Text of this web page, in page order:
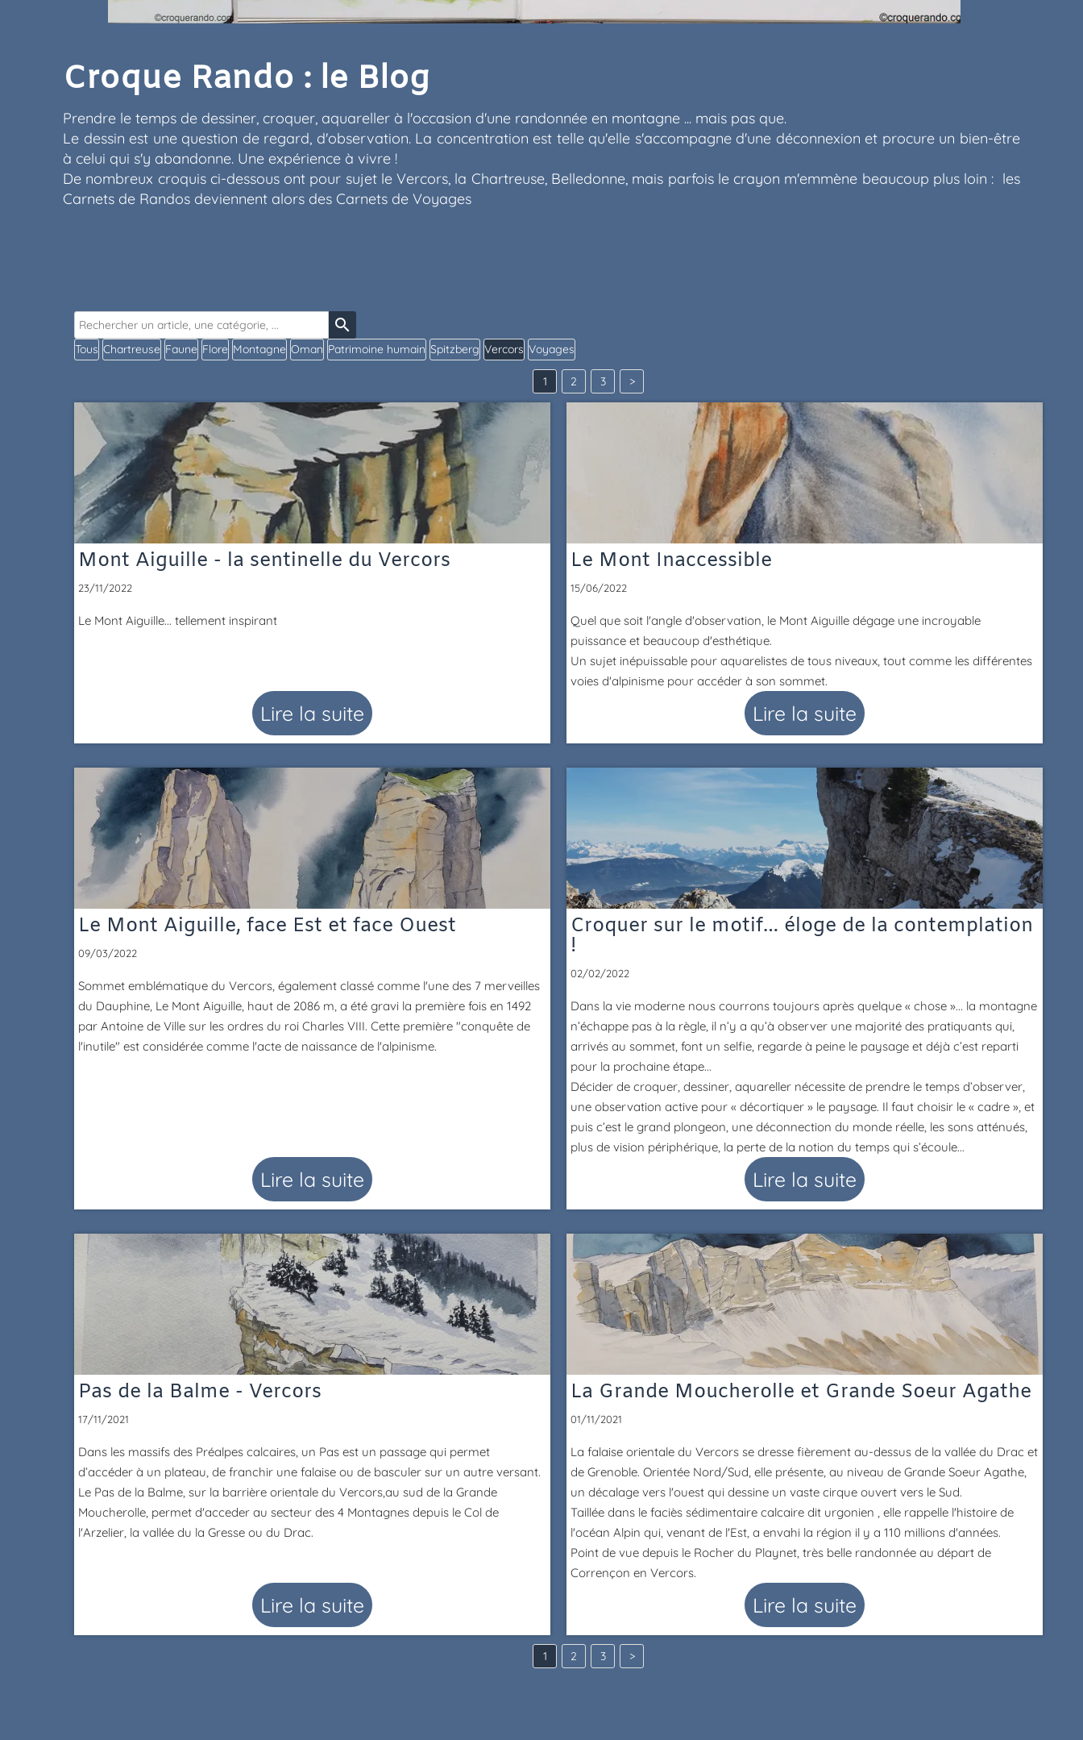
Croque Rando : le Blog
Prendre le temps de dessiner, croquer, aquareller à l'occasion d'une randonnée en montagne ... mais pas que.
Le dessin est une question de regard, d'observation. La concentration est telle qu'elle s'accompagne d'une déconnexion et procure un bien-être
à celui qui s'y abandonne. Une expérience à vivre !
De nombreux croquis ci-dessous ont pour sujet le Vercors, la Chartreuse, Belledonne, mais parfois le crayon m'emmène beaucoup plus loin : les
Carnets de Randos deviennent alors des Carnets de Voyages
search
Tous Chartreuse Faune Flore Montagne Oman Patrimoine humain Spitzberg Vercors Voyages
1 2 3 >
Mont Aiguille - la sentinelle du Vercors
23/11/2022
Le Mont Aiguille... tellement inspirant
Lire la suite
Le Mont Inaccessible
15/06/2022
Quel que soit l'angle d'observation, le Mont Aiguille dégage une incroyable
puissance et beaucoup d'esthétique.
Un sujet inépuissable pour aquarelistes de tous niveaux, tout comme les différentes
voies d'alpinisme pour accéder à son sommet.
Lire la suite
Le Mont Aiguille, face Est et face Ouest
09/03/2022
Sommet emblématique du Vercors, également classé comme l'une des 7 merveilles
du Dauphine, Le Mont Aiguille, haut de 2086 m, a été gravi la première fois en 1492
par Antoine de Ville sur les ordres du roi Charles VIII. Cette première "conquête de
l'inutile" est considérée comme l'acte de naissance de l'alpinisme.
Lire la suite
Croquer sur le motif… éloge de la contemplation
!
02/02/2022
Dans la vie moderne nous courrons toujours après quelque « chose »... la montagne
n’échappe pas à la règle, il n’y a qu’à observer une majorité des pratiquants qui,
arrivés au sommet, font un selfie, regarde à peine le paysage et déjà c’est reparti
pour la prochaine étape...
Décider de croquer, dessiner, aquareller nécessite de prendre le temps d’observer,
une observation active pour « décortiquer » le paysage. Il faut choisir le « cadre », et
puis c’est le grand plongeon, une déconnection du monde réelle, les sons atténués,
plus de vision périphérique, la perte de la notion du temps qui s’écoule...
Lire la suite
Pas de la Balme - Vercors
17/11/2021
Dans les massifs des Préalpes calcaires, un Pas est un passage qui permet
d’accéder à un plateau, de franchir une falaise ou de basculer sur un autre versant.
Le Pas de la Balme, sur la barrière orientale du Vercors,au sud de la Grande
Moucherolle, permet d'acceder au secteur des 4 Montagnes depuis le Col de
l'Arzelier, la vallée du la Gresse ou du Drac.
Lire la suite
La Grande Moucherolle et Grande Soeur Agathe
01/11/2021
La falaise orientale du Vercors se dresse fièrement au-dessus de la vallée du Drac et
de Grenoble. Orientée Nord/Sud, elle présente, au niveau de Grande Soeur Agathe,
un décalage vers l'ouest qui dessine un vaste cirque ouvert vers le Sud.
Taillée dans le faciès sédimentaire calcaire dit urgonien , elle rappelle l'histoire de
l'océan Alpin qui, venant de l'Est, a envahi la région il y a 110 millions d'années.
Point de vue depuis le Rocher du Playnet, très belle randonnée au départ de
Corrençon en Vercors.
Lire la suite
1 2 3 >